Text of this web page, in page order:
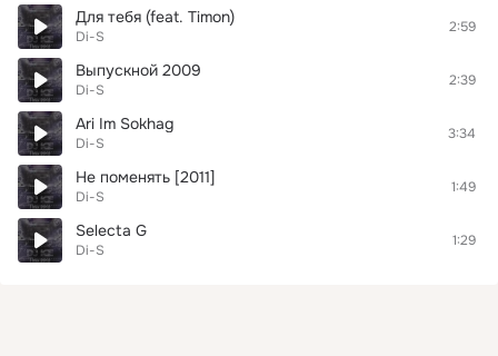
Для тебя (feat. Timon)
Di-S
2:59
Выпускной 2009
Di-S
2:39
Ari Im Sokhag
Di-S
3:34
Не поменять [2011]
Di-S
1:49
Selecta G
Di-S
1:29